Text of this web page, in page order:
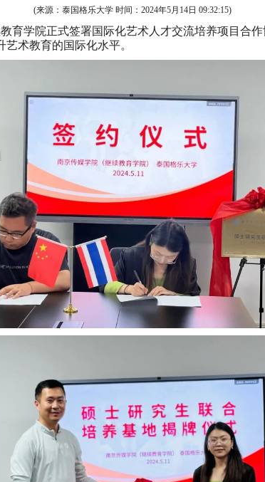
(来源：泰国格乐大学 时间： 2024年5月14日 09:32:15)
育学院正式签署国际化艺术人才交流培养项目合
术教育的国际化水平。